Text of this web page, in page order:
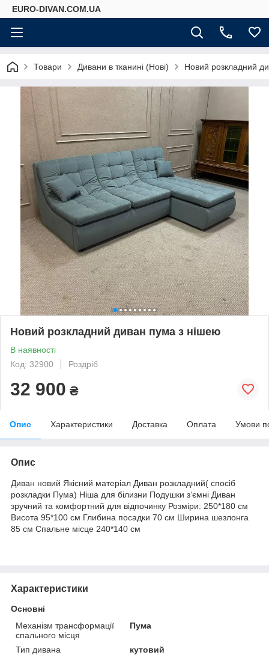
EURO-DIVAN.COM.UA
Товари Дивани в тканині (Нові) Новий розкладний
Новий розкладний диван пума з нішею
В наявності
Код: 32900
Роздріб
32 900 ₴
Опис Характеристики Доставка Оплата Умови
Опис
Диван новий Якісний матеріал Диван розкладний( спосіб
розкладки Пума) Ніша для білизни Подушки з‘ємні Диван
зручний та комфортний для відпочинку Розміри: 250*180 см
Висота 95*100 см Глибина посадки 70 см Ширина шезлонга
85 см Спальне місце 240*140 см
Характеристики
Основні
Механізм трансформації
спального місця
Пума
Тип дивана
кутовий